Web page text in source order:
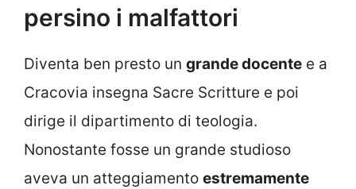
persino i malfattori
Diventa ben presto un grande docente e a
Cracovia insegna Sacre Scritture e poi
dirige il dipartimento di teologia.
Nonostante fosse un grande studioso
aveva un atteggiamento estremamente